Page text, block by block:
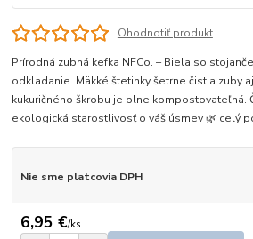
Ohodnotiť produkt
Prírodná zubná kefka NFCo. – Biela so
odkladanie. Mäkké štetinky šetrne čistia zuby
kukuričného škrobu je plne kompostovateľná.
ekologická starostlivosť o váš úsmev 🌿 celý
Nie sme platcovia DPH
6,95 €/ks